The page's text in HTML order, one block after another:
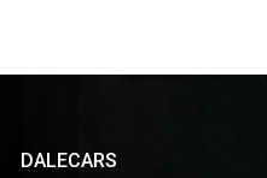
DALECARS